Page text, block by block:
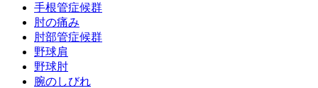
手根管症候群
肘の痛み
肘部管症候群
野球肩
野球肘
腕のしびれ